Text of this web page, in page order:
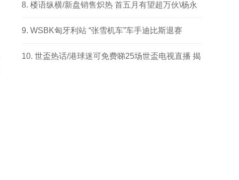
楼语纵横/新盘销售炽热 首五月有望超万伙\杨永
健 WSBK匈牙利站 “张雪机车”车手迪比斯退赛
世盃热话/港球迷可免费睇25场世盃电视直播 揭